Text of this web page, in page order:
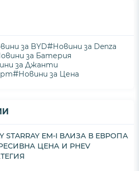
за BYD#Новини за Denza
за Батерия
за Джанти
#Новини за Цена
STARRAY EM-I ВЛИЗА В ЕВРОПА
ЦЕНА И PHEV